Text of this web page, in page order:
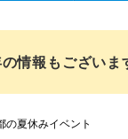
情報もございま
夏休みイベント